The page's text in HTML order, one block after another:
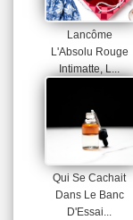
Lancôme
L'Absolu Rouge
Intimatte, L...
Qui Se Cachait
Dans Le Banc
D'Essai...